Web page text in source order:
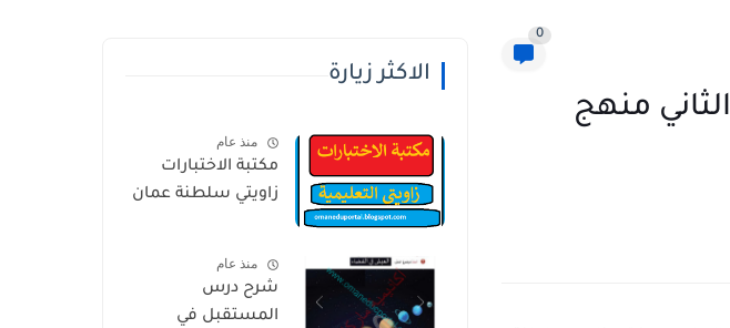
0
منهج
الاكثر زيارة
منذ عام
مكتبة الاختبارات
زاويتي سلطنة عمان
منذ عام
شرح درس
المستقبل في